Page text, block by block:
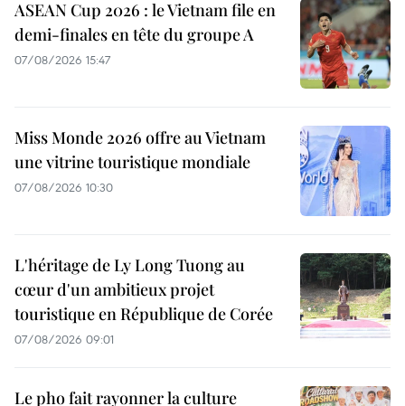
ASEAN Cup 2026 : le Vietnam file en
demi-finales en tête du groupe A
07/08/2026 15:47
Miss Monde 2026 offre au Vietnam
une vitrine touristique mondiale
07/08/2026 10:30
L'héritage de Ly Long Tuong au
cœur d'un ambitieux projet
touristique en République de Corée
07/08/2026 09:01
Le pho fait rayonner la culture